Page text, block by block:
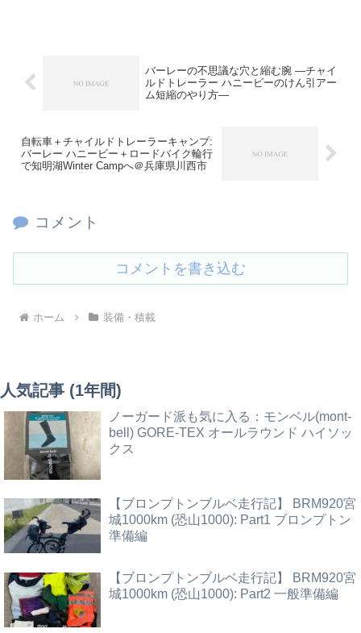
バーレーの不思議な穴と縮む腕 ―チャイ
ルドトレーラー ハニービーのけん引アー
ム短縮のやり方―
自転車＋チャイルドトレーラーキャンプ:
バーレー ハニービー＋ロードバイク輪行
で知明湖Winter Campへ＠兵庫県川西市
コメント
コメントを書き込む
ホーム 装備・積載
人気記事 (1年間)
ノーガード派も気に入る：モンベル(mont-
bell) GORE-TEX オールラウンド ハイソッ
クス
【ブロンプトンブルベ走行記】 BRM920宮
城1000km (恐山1000): Part1 ブロンプトン
準備編
【ブロンプトンブルベ走行記】 BRM920宮
城1000km (恐山1000): Part2 一般準備編